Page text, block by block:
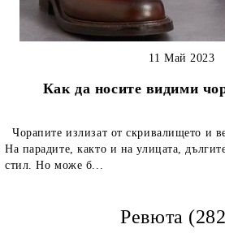
Как да носите видими
11 Май 2023
Чорапите излизат от скривалището и
На парадите, както и на улицата,
стил. Но може б...
Ревюта